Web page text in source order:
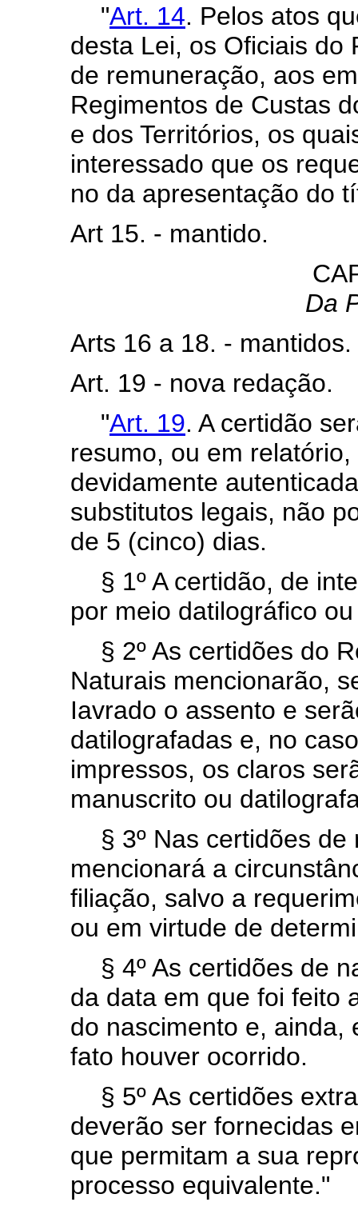
"Art. 14. Pelos atos
desta Lei, os Oficiais do
de remuneração, aos
Regimentos de Custas
e dos Territórios, os
interessado que os
no da apresentação do
Art 15. - mantido.
Da
Arts 16 a 18. - mantidos.
Art. 19 - nova redação.
"Art. 19. A certidão
resumo, ou em
devidamente
substitutos legais, não
de 5 (cinco) dias.
§ 1º A certidão, de
por meio datilográfico
§ 2º As certidões do
Naturais mencionarão,
Iavrado o assento e
datilografadas e, no
impressos, os claros
manuscrito ou
§ 3º Nas certidões
mencionará a
filiação, salvo a
ou em virtude de
§ 4º As certidões de
da data em que foi feito
do nascimento e, ainda,
fato houver ocorrido.
§ 5º As certidões
deverão ser fornecidas
que permitam a sua
processo equivalente."